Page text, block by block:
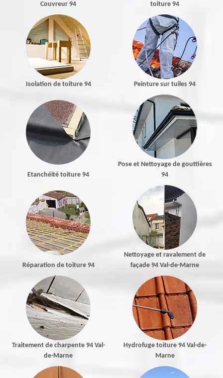
Couvreur 94
toiture 94
Isolation de toiture 94 Peinture sur tuiles 94
Etanchéité toiture 94
Pose et Nettoyage de gouttières
94
Réparation de toiture 94
Nettoyage et ravalement de
façade 94 Val-de-Marne
Traitement de charpente 94 Val-
de-Marne
Hydrofuge toiture 94 Val-de-
Marne